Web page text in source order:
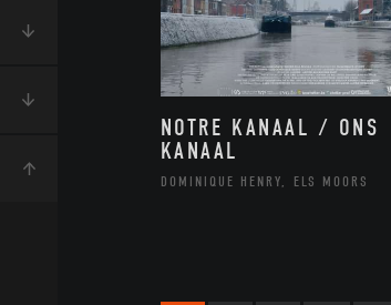
NOTRE KANAAL / ONS
KANAAL
DOMINIQUE HENRY, ELS MOORS